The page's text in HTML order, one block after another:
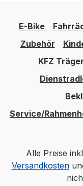
E-Bike
Zubehör
KFZ Träger
Service/
Alle Preise
Versandkosten